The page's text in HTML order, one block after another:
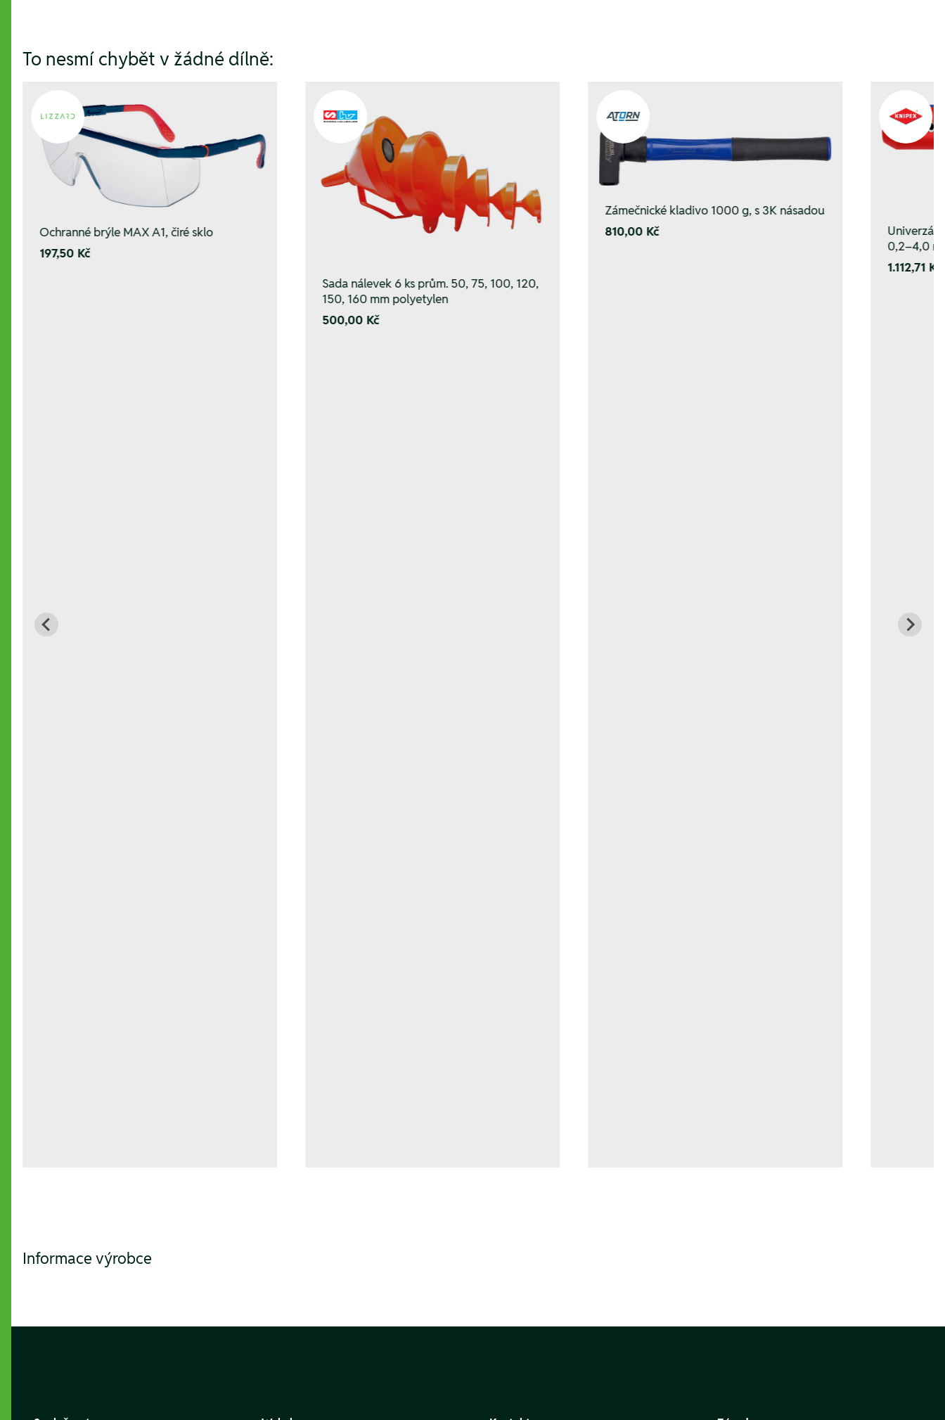
To nesmí chybět v žádné dílně:
Ochranné brýle MAX A1, čiré sklo
197,50 Kč
Sada nálevek 6 ks prům. 50, 75, 100, 120,
150, 160 mm polyetylen
500,00 Kč
Zámečnické kladivo 1000 g, s 3K násadou
810,00 Kč
0,2–4,0
1.112,71 Kč
Informace výrobce